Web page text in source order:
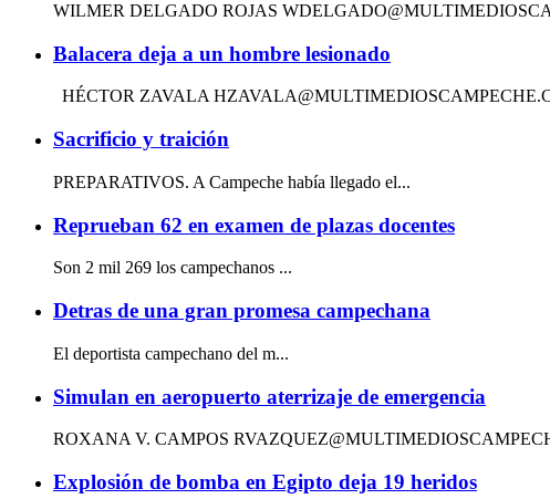
WILMER DELGADO ROJAS
Balacera deja a un hombre lesionado
HÉCTOR ZAVALA
Sacrificio y traición
PREPARATIVOS. A Campeche había llegado el...
Reprueban 62 en examen de plazas docentes
Son 2 mil 269 los campechanos ...
Detras de una gran promesa campechana
El deportista campechano del m...
Simulan en aeropuerto aterrizaje de emergencia
ROXANA V. CAMPOS
Explosión de bomba en Egipto deja 19 heridos